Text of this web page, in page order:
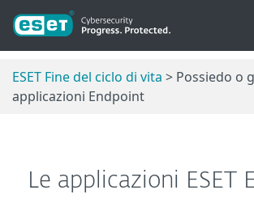
ESET Fine del ciclo di vita > Possiedo o
applicazioni Endpoint
Le applicazioni ESET